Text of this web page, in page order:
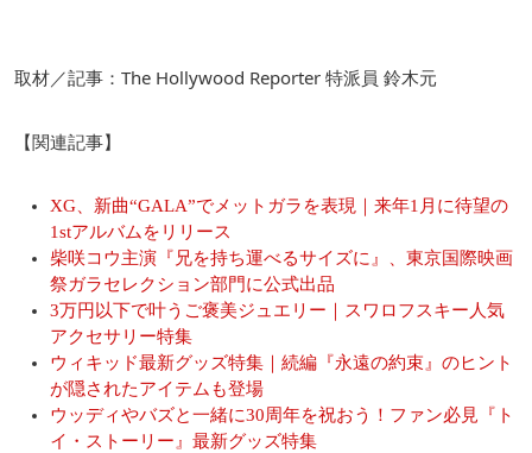
取材／記事：The Hollywood Reporter 特派員 鈴木元
【関連記事】
XG、新曲“GALA”でメットガラを表現｜来年1月に待望の
1stアルバムをリリース
柴咲コウ主演『兄を持ち運べるサイズに』、東京国際映画
祭ガラセレクション部門に公式出品
3万円以下で叶うご褒美ジュエリー｜スワロフスキー人気
アクセサリー特集
ウィキッド最新グッズ特集｜続編『永遠の約束』のヒント
が隠されたアイテムも登場
ウッディやバズと一緒に30周年を祝おう！ファン必見『ト
イ・ストーリー』最新グッズ特集